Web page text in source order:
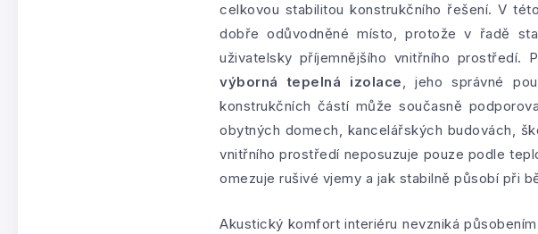
celkovou stabilitou konstrukčního řešení. V
dobře odůvodněné místo, protože v řadě
uživatelsky příjemnějšího vnitřního prostředí.
výborná tepelná izolace, jeho správné
konstrukčních částí může současně
obytných domech, kancelářských budovách,
vnitřního prostředí neposuzuje pouze podle
omezuje rušivé vjemy a jak stabilně působí při
Akustický komfort interiéru nevzniká